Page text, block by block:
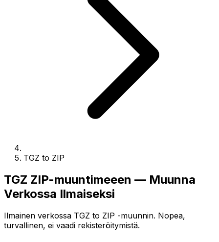
TGZ to ZIP
TGZ ZIP-muuntimeeen — Muunna
Verkossa Ilmaiseksi
Ilmainen verkossa TGZ to ZIP -muunnin. Nopea,
turvallinen, ei vaadi rekisteröitymistä.